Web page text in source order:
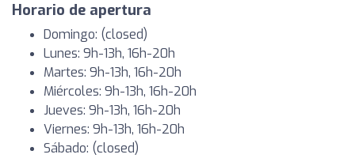
Horario de apertura
Domingo: (closed)
Lunes: 9h-13h, 16h-20h
Martes: 9h-13h, 16h-20h
Miércoles: 9h-13h, 16h-20h
Jueves: 9h-13h, 16h-20h
Viernes: 9h-13h, 16h-20h
Sábado: (closed)